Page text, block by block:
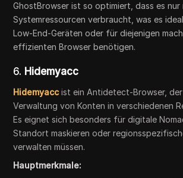
GhostBrowser ist so optimiert, dass es nur
Systemressourcen verbraucht, was es
Low-End-Geräten oder für diejenigen
effizienten Browser benötigen.
6. Hidemyacc
Hidemyaccist ein Antidetect-Browser,
Verwaltung von Konten in verschiedenen
Es eignet sich besonders für digitale
Standort maskieren oder
verwalten müssen.
Hauptmerkmale: